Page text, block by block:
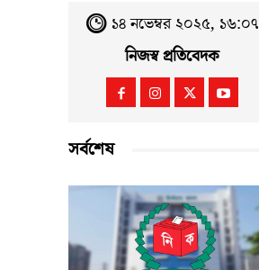
১৪ নভেম্বর ২০২৫, ১৬:০৭
নিজস্ব প্রতিবেদক
সর্বশেষ